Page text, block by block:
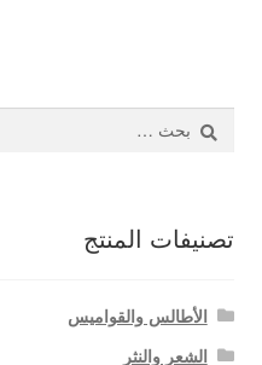
عن:
تصنيفات المنتج
الأطالس والقواميس
الشعر والنثر